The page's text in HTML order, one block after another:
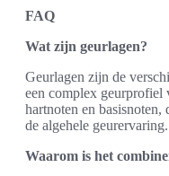
FAQ
Wat zijn geurlagen?
Geurlagen zijn de
een complex geurprofiel
hartnoten en basisnoten,
de algehele geurervaring.
Waarom is het